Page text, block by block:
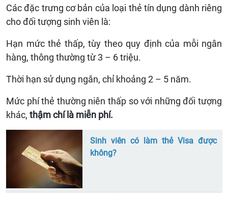
Các đặc trưng cơ bản của loại thẻ tín dụng dành riêng
cho đối tượng sinh viên là:
Hạn mức thẻ thấp, tùy theo quy định của mỗi ngân
hàng, thông thường từ 3 – 6 triệu.
Thời hạn sử dụng ngắn, chỉ khoảng 2 – 5 năm.
Mức phí thẻ thường niên thấp so với những đối tượng
khác, thậm chí là miễn phí.
Sinh viên có làm thẻ Visa được
không?